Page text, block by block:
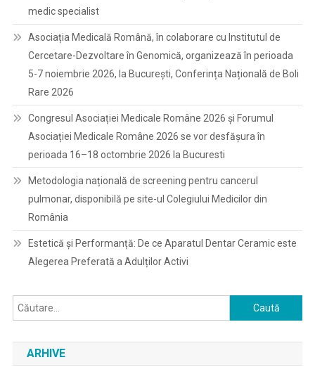
medic specialist
Asociația Medicală Română, în colaborare cu Institutul de
Cercetare-Dezvoltare în Genomică, organizează în perioada
5-7 noiembrie 2026, la București, Conferința Națională de Boli
Rare 2026
Congresul Asociației Medicale Române 2026 și Forumul
Asociației Medicale Române 2026 se vor desfășura în
perioada 16–18 octombrie 2026 la Bucuresti
Metodologia națională de screening pentru cancerul
pulmonar, disponibilă pe site-ul Colegiului Medicilor din
România
Estetică și Performanță: De ce Aparatul Dentar Ceramic este
Alegerea Preferată a Adulților Activi
Caută
după:
ARHIVE